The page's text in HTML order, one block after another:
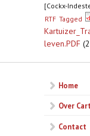
[Cockx-
RTF Tagged
leven.PDF
Home
Over
Contact